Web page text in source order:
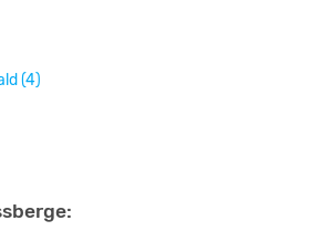
(4)